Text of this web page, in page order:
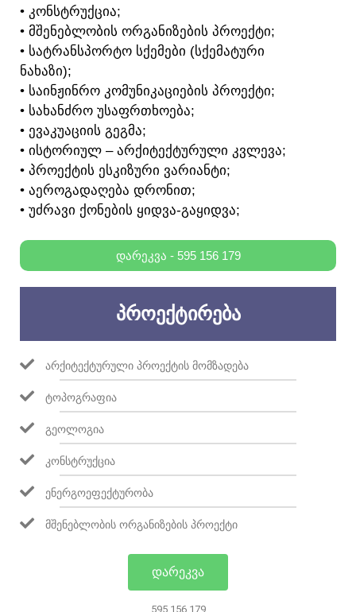
• ᲙᲝᲜᲡᲢᲠᲣᲥᲪᲘᲐ;
• ᲛᲨᲔᲜᲔᲑᲚᲝᲑᲘᲡ ᲝᲠᲒᲐᲜᲘᲖᲔᲑᲘᲡ ᲞᲠᲝᲔᲥᲢᲘ;
• ᲡᲐᲢᲠᲐᲜᲡᲞᲝᲠᲢᲝ ᲡᲥᲔᲛᲔᲑᲘ (ᲡᲥᲔᲛᲐᲢᲣᲠᲘ
ᲜᲐᲮᲐᲖᲘ);
• ᲡᲐᲘᲜᲟᲘᲜᲠᲝ ᲙᲝᲛᲣᲜᲘᲙᲐᲪᲘᲔᲑᲘᲡ ᲞᲠᲝᲔᲥᲢᲘ;
• ᲡᲐᲮᲐᲜᲫᲠᲝ ᲣᲡᲐᲤᲠᲗᲮᲝᲔᲑᲐ;
• ᲔᲕᲐᲙᲣᲐᲪᲘᲘᲡ ᲒᲔᲒᲛᲐ;
• ᲘᲡᲢᲝᲠᲘᲣᲚ – ᲐᲠᲥᲘᲢᲔᲥᲢᲣᲠᲣᲚᲘ ᲙᲕᲚᲔᲕᲐ;
• ᲞᲠᲝᲔᲥᲢᲘᲡ ᲔᲡᲙᲘᲖᲣᲠᲘ ᲕᲐᲠᲘᲐᲜᲢᲘ;
• ᲐᲔᲠᲝᲒᲐᲓᲐᲦᲔᲑᲐ ᲓᲠᲝᲜᲘᲗ;
• ᲣᲫᲠᲐᲕᲘ ᲥᲝᲜᲔᲑᲘᲡ ᲧᲘᲓᲕᲐ-ᲒᲐᲧᲘᲓᲕᲐ;
ᲓᲐᲠᲔᲙᲕᲐ - 595 156 179
ᲞᲠᲝᲔᲥᲢᲘᲠᲔᲑᲐ
ᲐᲠᲥᲘᲢᲔᲥᲢᲣᲠᲣᲚᲘ ᲞᲠᲝᲔᲥᲢᲘᲡ ᲛᲝᲛᲖᲐᲓᲔᲑᲐ
ᲢᲝᲞᲝᲒᲠᲐᲤᲘᲐ
ᲒᲔᲝᲚᲝᲒᲘᲐ
ᲙᲝᲜᲡᲢᲠᲣᲥᲪᲘᲐ
ᲔᲜᲔᲠᲒᲝᲔᲤᲔᲥᲢᲣᲠᲝᲑᲐ
ᲛᲨᲔᲜᲔᲑᲚᲝᲑᲘᲡ ᲝᲠᲒᲐᲜᲘᲖᲔᲑᲘᲡ ᲞᲠᲝᲔᲥᲢᲘ
ᲓᲐᲠᲔᲙᲕᲐ
595 156 179